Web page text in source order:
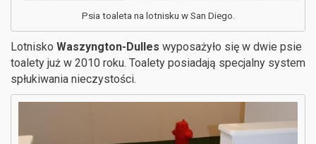
Psia toaleta na lotnisku w San Diego.
Lotnisko Waszyngton-Dulles wyposażyło się w dwie psie
toalety już w 2010 roku. Toalety posiadają specjalny system
spłukiwania nieczystości.